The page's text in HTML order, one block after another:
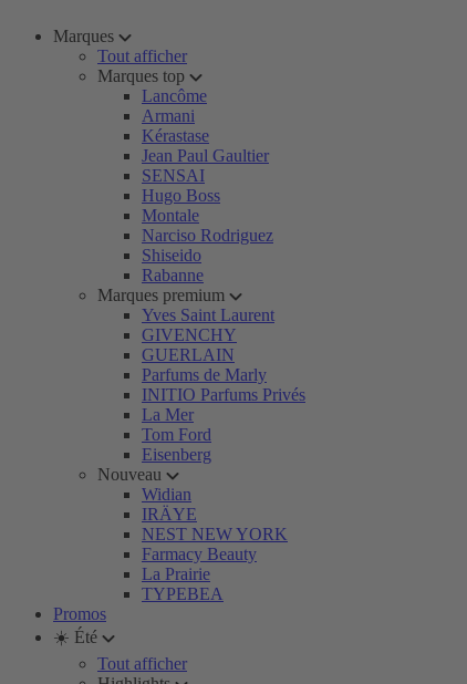
Marques
Tout afficher
Marques top
Lancôme
Armani
Kérastase
Jean Paul Gaultier
SENSAI
Hugo Boss
Montale
Narciso Rodriguez
Shiseido
Rabanne
Marques premium
Yves Saint Laurent
GIVENCHY
GUERLAIN
Parfums de Marly
INITIO Parfums Privés
La Mer
Tom Ford
Eisenberg
Nouveau
Widian
IRÄYE
NEST NEW YORK
Farmacy Beauty
La Prairie
TYPEBEA
Promos
☀️ Été
Tout afficher